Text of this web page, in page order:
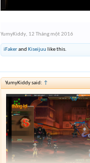
YumyKiddy, 12 Tháng một 2016
iFakerand Kiseijuu like this.
YumyKiddy said: ↑